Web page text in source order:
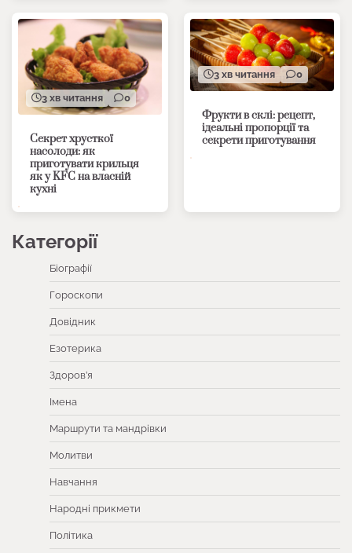
3 хв читання 0
Секрет хрусткої
насолоди: як
приготувати крильця
як у KFC на власній
кухні
3 хв читання 0
Фрукти в склі: рецепт,
ідеальні пропорції та
секрети приготування
Категорії
Біографії
Гороскопи
Довідник
Езотерика
Здоров’я
Імена
Маршрути та мандрівки
Молитви
Навчання
Народні прикмети
Політика